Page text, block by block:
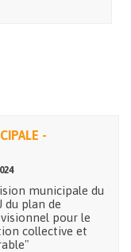
-
municipale du
du plan de
pour le
collective et